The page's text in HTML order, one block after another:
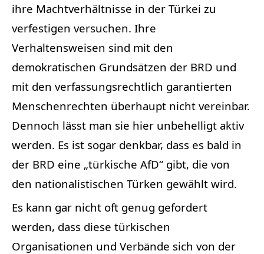
ihre Machtverhältnisse in der Türkei zu
verfestigen versuchen. Ihre
Verhaltensweisen sind mit den
demokratischen Grundsätzen der BRD und
mit den verfassungsrechtlich garantierten
Menschenrechten überhaupt nicht vereinbar.
Dennoch lässt man sie hier unbehelligt aktiv
werden. Es ist sogar denkbar, dass es bald in
der BRD eine „türkische AfD“ gibt, die von
den nationalistischen Türken gewählt wird.
Es kann gar nicht oft genug gefordert
werden, dass diese türkischen
Organisationen und Verbände sich von der